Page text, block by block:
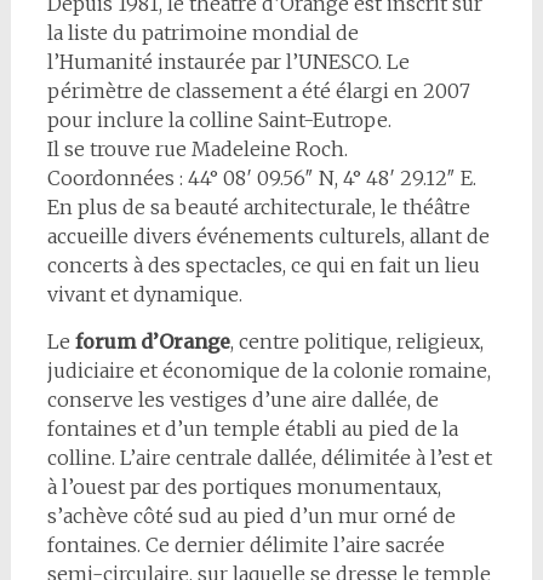
la liste du patrimoine mondial de
l’Humanité instaurée par l’UNESCO. Le
périmètre de classement a été élargi en 2007
pour inclure la colline Saint-Eutrope.
Il se trouve rue Madeleine Roch.
Coordonnées : 44° 08′ 09.56″ N, 4° 48′ 29.12″ E.
En plus de sa beauté architecturale, le théâtre
accueille divers événements culturels, allant de
concerts à des spectacles, ce qui en fait un lieu
vivant et dynamique.
Le forum d’Orange, centre politique, religieux,
judiciaire et économique de la colonie romaine,
conserve les vestiges d’une aire dallée, de
fontaines et d’un temple établi au pied de la
colline. L’aire centrale dallée, délimitée à l’est et
à l’ouest par des portiques monumentaux,
s’achève côté sud au pied d’un mur orné de
fontaines. Ce dernier délimite l’aire sacrée
semi-circulaire, sur laquelle se dresse le temple